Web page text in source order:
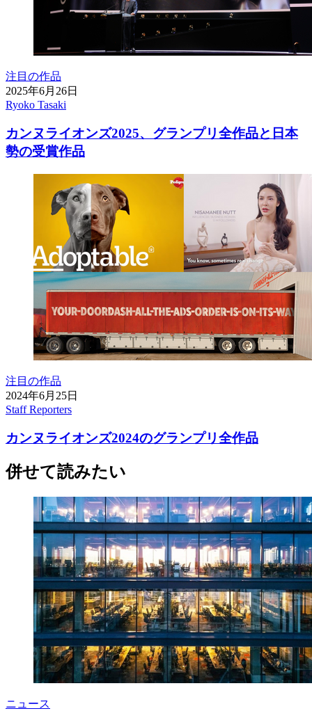
注目の作品
2025年6月26日
Ryoko Tasaki
カンヌライオンズ2025、グランプリ全作品と日本
勢の受賞作品
注目の作品
2024年6月25日
Staff Reporters
カンヌライオンズ2024のグランプリ全作品
併せて読みたい
ニュース